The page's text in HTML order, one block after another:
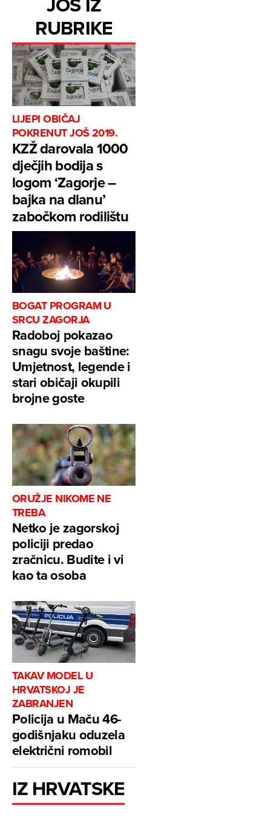
RUBRIKE
LIJEPI OBIČAJ
POKRENUT JOŠ 2019.
KZŽ darovala 1000
dječjih bodija s
logom ‘Zagorje –
bajka na dlanu’
zabočkom rodilištu
BOGAT PROGRAM U
SRCU ZAGORJA
Radoboj pokazao
snagu svoje baštine:
Umjetnost, legende i
stari običaji okupili
brojne goste
ORUŽJE NIKOME NE
TREBA
Netko je zagorskoj
policiji predao
zračnicu. Budite i vi
kao ta osoba
TAKAV MODEL U
HRVATSKOJ JE
ZABRANJEN
Policija u Maču 46-
godišnjaku oduzela
električni romobil
IZ HRVATSKE